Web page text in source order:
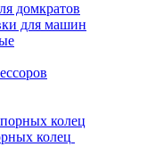
домкратов
для машин
колец